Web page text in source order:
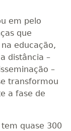
em pelo
que
educação,
distância –
–
transformou
a fase de
quase 300